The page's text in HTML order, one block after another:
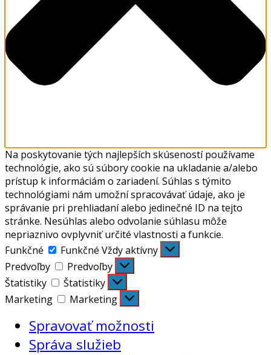
Na poskytovanie tých najlepších skúseností používame
technológie, ako sú súbory cookie na ukladanie a/alebo
prístup k informáciám o zariadení. Súhlas s týmito
technológiami nám umožní spracovávať údaje, ako je
správanie pri prehliadaní alebo jedinečné ID na tejto
stránke. Nesúhlas alebo odvolanie súhlasu môže
nepriaznivo ovplyvniť určité vlastnosti a funkcie.
Funkčné
Funkčné Vždy aktívny
Predvoľby
Predvoľby
Štatistiky
Štatistiky
Marketing
Marketing
Spravovať možnosti
Správa služieb